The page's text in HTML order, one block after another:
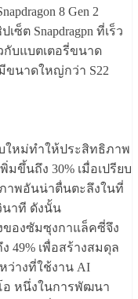
8 Gen 2
ต Snapdragpn ที่เร็ว
บแบตเตอรี่ขนาด
ขนาดใหญ่กว่า S22
ใหม่ทำให้ประสิทธิภาพ
มขึ้นถึง 30% เมื่อเปรียบ
ภาพอันน่าตื่นตะลึงในที่
าที ดังนั้น
องซัมซุงกาแล็คซี่จึง
49% เพื่อสร้างสมดุล
ว่างที่ใช้งาน AI
อ หนึ่งในการพัฒนา